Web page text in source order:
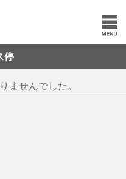
停
ませんでした。